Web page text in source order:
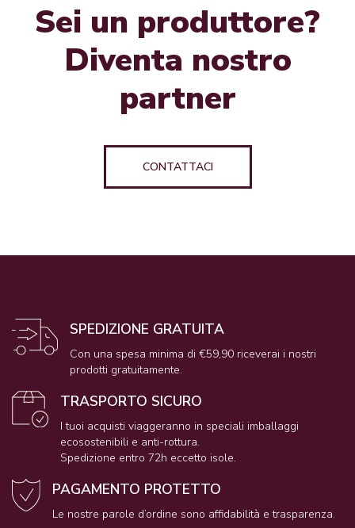
Sei un produttore?
Diventa nostro
partner
CONTATTACI
SPEDIZIONE GRATUITA
Con una spesa minima di €59,90 riceverai i nostri
prodotti gratuitamente.
TRASPORTO SICURO
I tuoi acquisti viaggeranno in speciali imballaggi
ecosostenibili e anti-rottura.
Spedizione entro 72h eccetto isole.
PAGAMENTO PROTETTO
Le nostre parole d’ordine sono affidabilità e trasparenza.